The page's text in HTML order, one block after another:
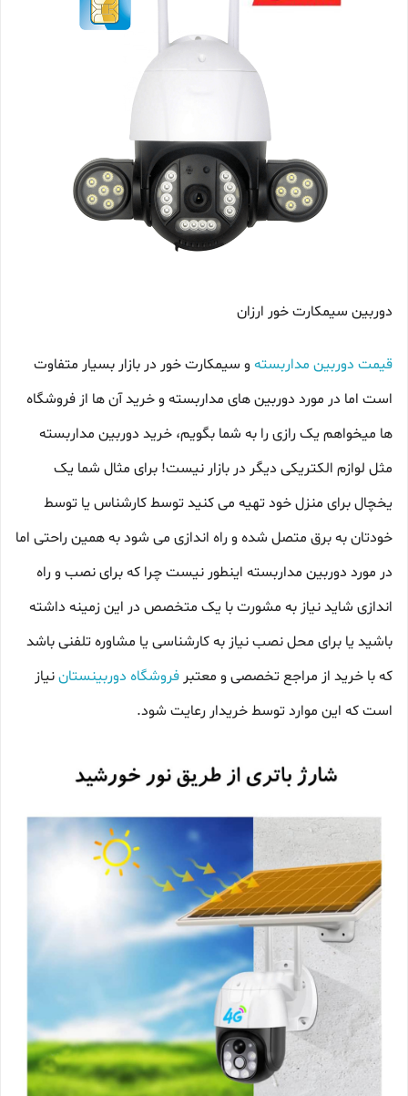
دوربین سیمکارت خور ارزان
قیمت دوربین مداربسته و سیمکارت خور در بازار بسیار متفاوت
است اما در مورد دوربین های مداربسته و خرید آن ها از فروشگاه
ها میخواهم یک رازی را به شما بگویم، خرید دوربین مداربسته
مثل لوازم الکتریکی دیگر در بازار نیست! برای مثال شما یک
یخچال برای منزل خود تهیه می کنید توسط کارشناس یا توسط
خودتان به برق متصل شده و راه اندازی می شود به همین راحتی اما
در مورد دوربین مداربسته اینطور نیست چرا که برای نصب و راه
اندازی شاید نیاز به مشورت با یک متخصص در این زمینه داشته
باشید یا برای محل نصب نیاز به کارشناسی یا مشاوره تلفنی باشد
که با خرید از مراجع تخصصی و معتبر فروشگاه دوربینستاننیاز
است که این موارد توسط خریدار رعایت شود.